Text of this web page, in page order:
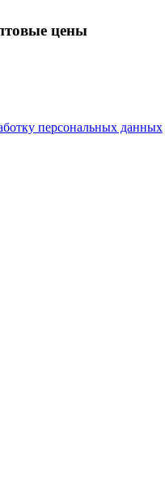
цены
персональных данных